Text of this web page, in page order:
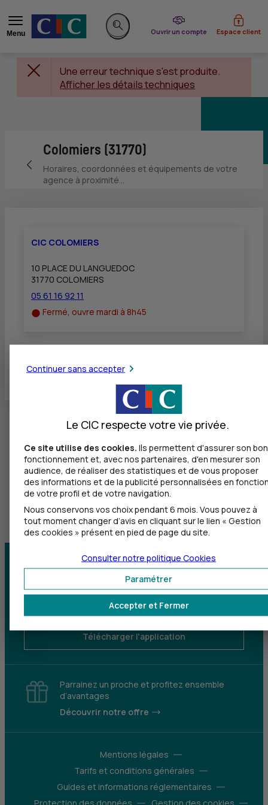
Menu
Rechercher sur le site
Ouvrir un compte
du CIC Espace client
Une erreur technique s'est produite.
Afficher les détails techniques
Retour vers la page précédente
Colomiers (31770)
Horaires, coordonnées et équipements de votre
agence à proximité...
CIC COLOMIERS
10 PLACE DU LANGUEDOC
31770 COLOMIERS
05 61 16 92 11
Fermé, ouvre mardi à 8h45
Toutes les localités
Centre d'aide Trouver une agence
Sourds et
Télécharger l'application
Parrainez un proche et profitez ensemble
d’avantages
Découvrir notre offre
Mentions légales
Tarifs et conditions générales
Guides et informations réglementaires
Continuer sans accepter
Le CIC respecte votre vie privée.
Ce site utilise des cookies. Ils permettent d'assurer son bon
fonctionnement et, avec nos partenaires, d'en mesurer son
audience, de réaliser des statistiques et de vous proposer
des informations et de la publicité personnalisées en
de votre profil et de votre navigation.
Nous conservons vos choix pendant 6 mois. Vous pouvez à
tout moment changer d’avis en cliquant sur le lien « Gestion
des cookies » présent en pied de page du site.
Accepter et Fermer
Paramétrer
Consulter notre politique Cookies